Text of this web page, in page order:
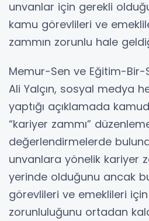
unvanlar için gerekli
kamu görevlileri ve
zammın zorunlu hale
Memur-Sen ve Eğitim-Bir-
Ali Yalçın, sosyal medya
yaptığı açıklamada
“kariyer zammı”
değerlendirmelerde
unvanlara yönelik kariyer
yerinde olduğunu ancak
görevlileri ve emeklileri
zorunluluğunu ortadan